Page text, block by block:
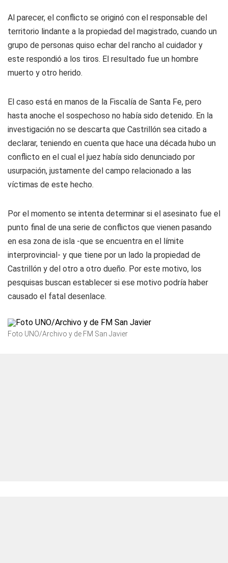
Al parecer, el conflicto se originó con el responsable del
territorio lindante a la propiedad del magistrado, cuando un
grupo de personas quiso echar del rancho al cuidador y
este respondió a los tiros. El resultado fue un hombre
muerto y otro herido.
El caso está en manos de la Fiscalía de Santa Fe, pero
hasta anoche el sospechoso no había sido detenido. En la
investigación no se descarta que Castrillón sea citado a
declarar, teniendo en cuenta que hace una década hubo un
conflicto en el cual el juez había sido denunciado por
usurpación, justamente del campo relacionado a las
víctimas de este hecho.
Por el momento se intenta determinar si el asesinato fue el
punto final de una serie de conflictos que vienen pasando
en esa zona de isla -que se encuentra en el límite
interprovincial- y que tiene por un lado la propiedad de
Castrillón y del otro a otro dueño. Por este motivo, los
pesquisas buscan establecer si ese motivo podría haber
causado el fatal desenlace.
Foto UNO/Archivo y de FM San Javier